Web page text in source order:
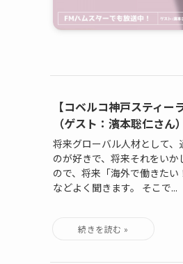
【コベルコ神戸スティ
（ゲスト：濱本聡仁さん
将来グローバル人材として
のが好きで、将来それをい
ので、将来「海外で働きたい
などよく聞きます。 そこで...